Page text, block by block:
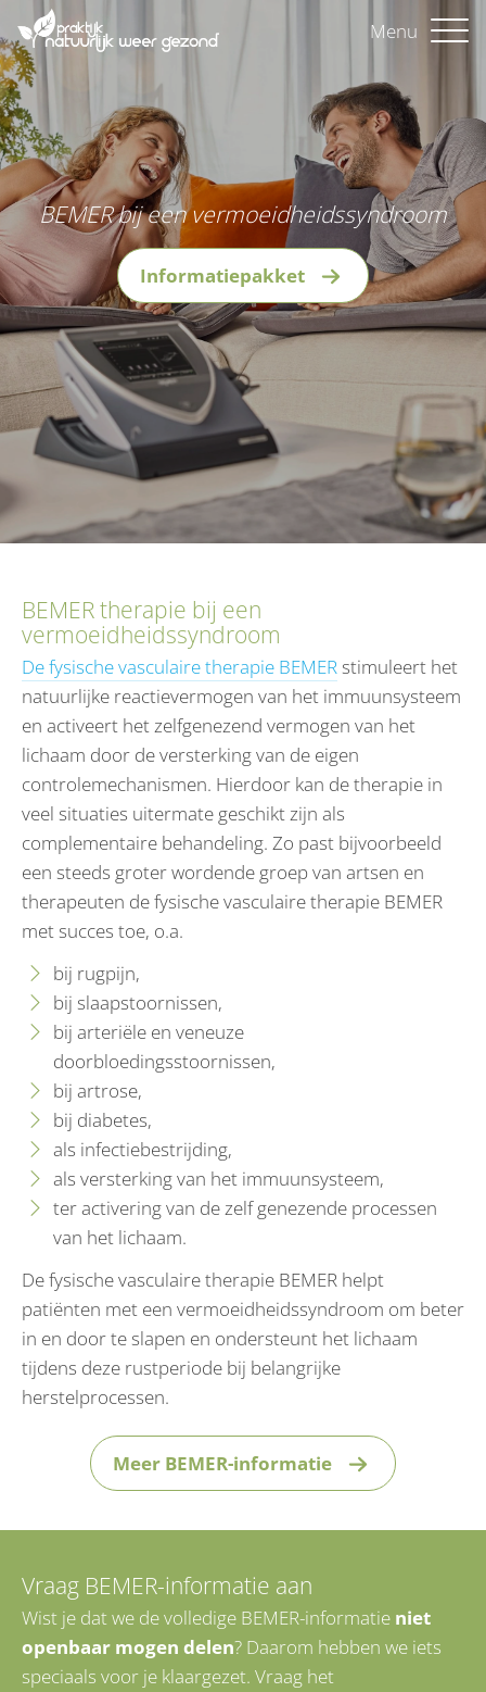
Menu
BEMER bij een vermoeidheidssyndroom
Informatiepakket
BEMER therapie bij een
vermoeidheidssyndroom
De fysische vasculaire therapie BEMER stimuleert het
natuurlijke reactievermogen van het immuunsysteem
en activeert het zelfgenezend vermogen van het
lichaam door de versterking van de eigen
controlemechanismen. Hierdoor kan de therapie in
veel situaties uitermate geschikt zijn als
complementaire behandeling. Zo past bijvoorbeeld
een steeds groter wordende groep van artsen en
therapeuten de fysische vasculaire therapie BEMER
met succes toe, o.a.
bij rugpijn,
bij slaapstoornissen,
bij arteriële en veneuze
doorbloedingsstoornissen,
bij artrose,
bij diabetes,
als infectiebestrijding,
als versterking van het immuunsysteem,
ter activering van de zelf genezende processen
van het lichaam.
De fysische vasculaire therapie BEMER helpt
patiënten met een vermoeidheidssyndroom om beter
in en door te slapen en ondersteunt het lichaam
tijdens deze rustperiode bij belangrijke
herstelprocessen.
Meer BEMER-informatie
Vraag BEMER-informatie aan
Wist je dat we de volledige BEMER-informatie niet
openbaar mogen delen? Daarom hebben we iets
speciaals voor je klaargezet. Vraag het